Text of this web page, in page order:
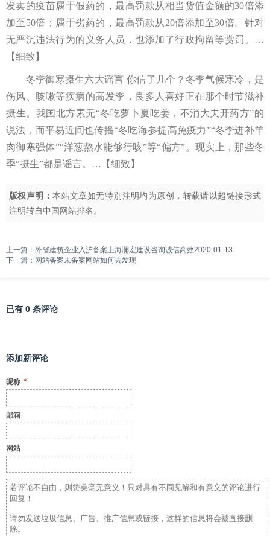
发卖的疫苗属于假药的，最高罚款从相当货值金额的30倍添
加至50倍；属于劣药的，最高罚款从20倍添加至30倍。针对
无严沉违法行为的义务人员，也添加了行政拘留等赏罚。…
【细致】
冬季御寒摄生六大谣言 你信了几个？冬季气候寒冷，是
伤风、咳嗽等疾病的高发季，良多人喜好正在那个时节滋补
摄生。我国北方素无“冬吃萝卜夏吃姜，不消大夫开药方”的
说法，而平易近间也传播“冬吃海参提高免疫力”“冬季进补羊
肉御寒强体”“洋葱熬水能够行咳”等“偏方”。现实上，那些冬
季“摄生”都是谣言。…【细致】
版权声明：本站文章如无特别注明均为原创，转载请以超链接形式
注明转自中国网站排名 。
上一篇： 外省建筑企业入沪备案上海澜宏建设咨询诚信高效2020-01-13
下一篇： 网站备案未备案网站如何去发现
已有 0 条评论
添加新评论
昵称 *
邮箱
网站